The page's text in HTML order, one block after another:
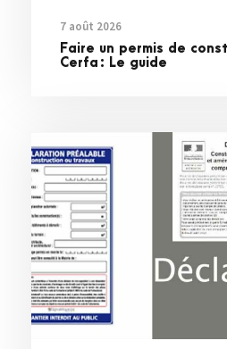
7 août 2026
Faire un permis de
Cerfa : Le guide